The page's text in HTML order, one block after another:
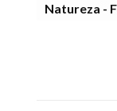
Natureza -